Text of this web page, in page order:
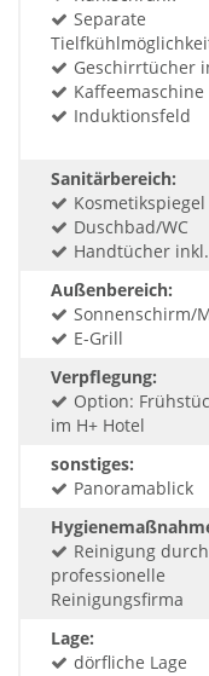
Separate
Geschirrtücher
Kaffeemaschine
Induktionsfeld
Sanitärbereich:
Kosmetikspiegel
Duschbad/WC
Handtücher inkl.
Außenbereich:
Sonnenschirm/
E-Grill
Verpflegung:
Option:
im H+ Hotel
sonstiges:
Panoramablick
Reinigung durch
professionelle
Reinigungsfirma
Lage:
dörfliche Lage